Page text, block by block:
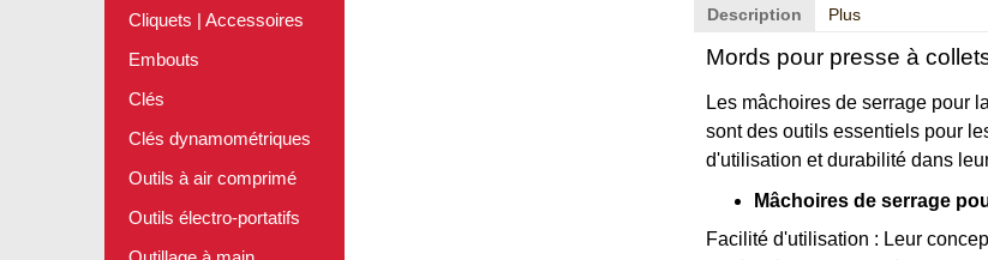
Cliquets | Accessoires
Embouts
Clés
Clés dynamométriques
Outils à air comprimé
Outils électro-portatifs
Description Plus
Mords pour presse à
Les mâchoires de serrage pour
sont des outils essentiels pour
d'utilisation et durabilité dans
Mâchoires de serrage
Facilité d'utilisation : Leur